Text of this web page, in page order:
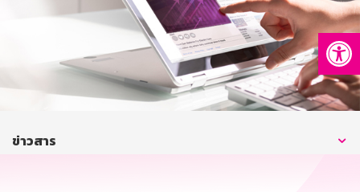
บริการทางการเงิน
ติดต่อเรา
บริการออนไลน์
ข่าวสาร